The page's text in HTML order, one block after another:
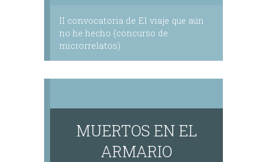
II convocatoria de El viaje que aún
no he hecho (concurso de
microrrelatos)
MUERTOS EN EL
ARMARIO